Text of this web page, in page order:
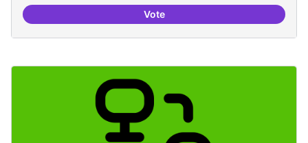
VoteExperiments delirants que ho